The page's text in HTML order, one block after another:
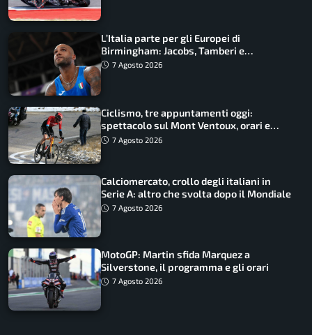
L’Italia parte per gli Europei di
Birmingham: Jacobs, Tamberi e
Battocletti guidano una spedizione
7 Agosto 2026
Ciclismo, tre appuntamenti oggi:
spettacolo sul Mont Ventoux, orari e
come vederli
7 Agosto 2026
Calciomercato, crollo degli italiani in
Serie A: altro che svolta dopo il Mondiale
7 Agosto 2026
MotoGP: Martin sfida Marquez a
Silverstone, il programma e gli orari
7 Agosto 2026